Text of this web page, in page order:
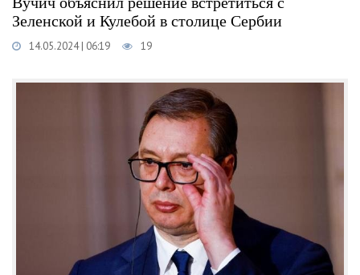
Зеленской и Кулебой в столице Сербии
14.05.2024 | 06:19 19